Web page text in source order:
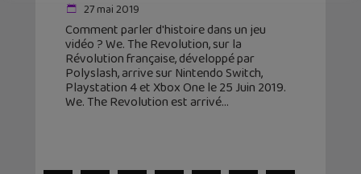
27 mai 2019
Comment parler d'histoire dans un jeu
vidéo ? We. The Revolution, sur la
Révolution française, développé par
Polyslash, arrive sur Nintendo Switch,
Playstation 4 et Xbox One le 25 Juin 2019.
We. The Revolution est arrivé